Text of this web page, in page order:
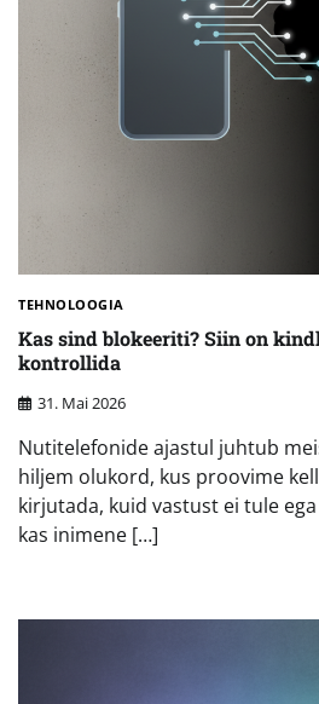
TEHNOLOOGIA
Kas sind blokeeriti? Siin on
kontrollida
31. Mai 2026
Nutitelefonide ajastul juhtub
hiljem olukord, kus proovime
kirjutada, kuid vastust ei tule
kas inimene […]